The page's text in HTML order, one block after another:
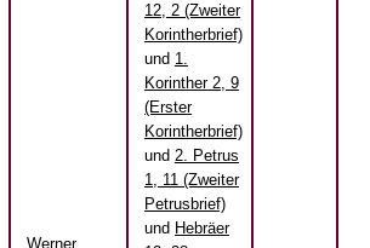
Werner
12, 2 (Zweiter
Korintherbrief)
und 1.
Korinther 2, 9
(Erster
Korintherbrief)
und 2. Petrus
1, 11 (Zweiter
Petrusbrief)
und Hebräer